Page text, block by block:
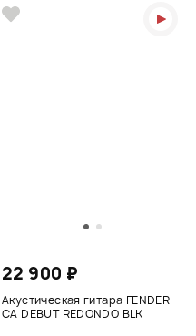
22 900 ₽
Акустическая гитара FENDER
CA DEBUT REDONDO BLK